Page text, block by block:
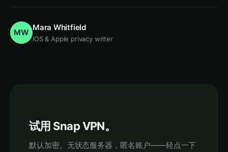
MW
Mara Whitfield
IOS & Apple privacy writer
试用 Snap VPN。
默认加密。无状态服务器，匿名账户——轻点一下